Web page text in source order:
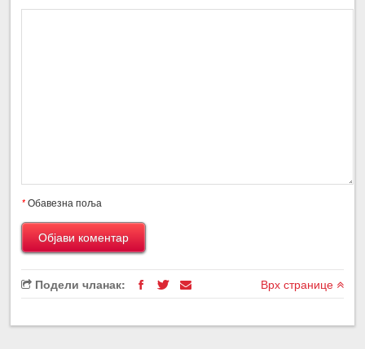
*Обавезна поља
Подели чланак: Врх странице